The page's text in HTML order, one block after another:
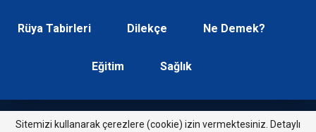
Rüya Tabirleri Dilekçe Ne Demek?
Eğitim Sağlık
© 2026 - Soru List. Tüm Haklarımız Saklıdır.
Sitemizi kullanarak çerezlere (cookie) izin vermektesiniz. Detaylı